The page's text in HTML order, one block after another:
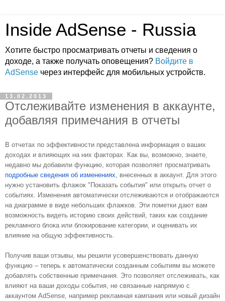
Inside AdSense - Russia
Хотите быстро просматривать отчеты и сведения о
доходе, а также получать оповещения? Войдите в
AdSense через интерфейс для мобильных устройств.
13.02.2013
Отслеживайте изменения в аккаунте,
добавляя примечания в отчеты
В отчетах по эффективности представлена информация о ваших
доходах и влияющих на них факторах. Как вы, возможно, знаете,
подробные сведения об изменениях , внесенных в аккаунт. Для этого
нужно установить флажок "Показать события" или открыть отчет о
событиях. Изменения автоматически отслеживаются и отображаются
на диаграмме в виде небольших флажков. Эти пометки дают вам
возможность видеть историю своих действий, таких как создание
рекламного блока или блокирование категории, и оценивать их
влияние на общую эффективность.
Получив ваши отзывы, мы решили усовершенствовать данную
функцию – теперь к автоматически созданным событиям вы можете
добавлять собственные примечания. Это позволяет отслеживать, как
влияют на ваши доходы события, не связанные напрямую с
аккаунтом AdSense, например рекламная кампания или новый дизайн